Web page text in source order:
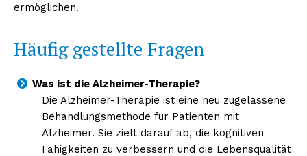
ermöglichen.
Häufig gestellte Fragen
Was ist die Alzheimer-Therapie?
Die Alzheimer-Therapie ist eine neu zugelassene
Behandlungsmethode für Patienten mit
Alzheimer. Sie zielt darauf ab, die kognitiven
Fähigkeiten zu verbessern und die Lebensqualität